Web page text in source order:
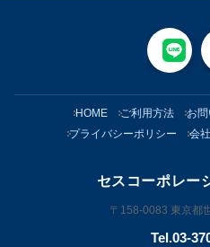
HOME ご利用方法 お
プライバシーポリシー
会
セスコーポレー
〒158-0083 東京都
Tel.03-